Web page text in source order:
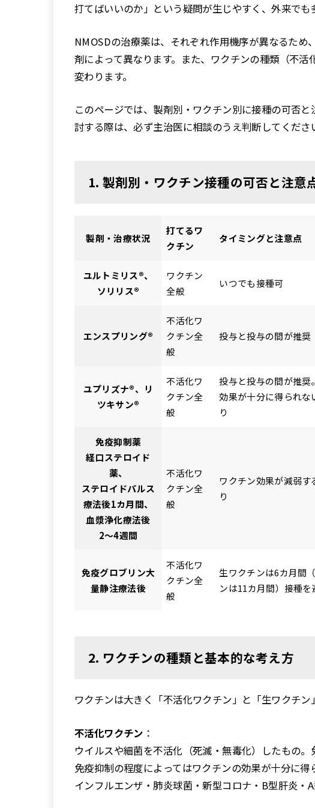
打てばいいのか」という疑問が生じやすく、外来でも
NMOSDの治療薬は、それぞれ作用機序が異なるた
剤によって異なります。また、ワクチンの種類（不
変わります。
このページでは、製剤別・ワクチン別に接種の可否
討する際は、必ず主治医に相談のうえ判断してくださ
1. 製剤別・ワクチン接種の可否と注意
製剤・治療状況
打てるワ
クチン
タイミングと注意点
ユルトミリス®、
ソリリス®
ワクチン
全般
いつでも接種可
エンスプリング®
不活化ワ
クチン全
般
投与と投与の間が推奨
ユプリズナ®、リ
ツキサン®
不活化ワ
クチン全
般
投与と投与の間が推奨。
効果が十分に得られな
り
免疫抑制薬
経口ステロイド
薬、
ステロイドパルス
療法後1カ月間、
血漿浄化療法後
2〜4週間
不活化ワ
クチン全
般
ワクチン効果が減弱す
り
免疫グロブリン大
量静注療法後
不活化ワ
クチン全
般
生ワクチンは6カ月間
ンは11カ月間）接種を
2. ワクチンの種類と基本的な考え方
ワクチンは大きく「不活化ワクチン」と「生ワクチン
不活化ワクチン ：
ウイルスや細菌を不活化（死滅・無毒化）したもの。
免疫抑制の程度によってはワクチンの効果が十分に得
インフルエンザ・肺炎球菌・新型コロナ・B型肝炎・A